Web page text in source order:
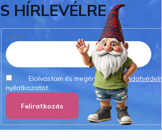
S HÍRLEVÉLRE
E-MAIL
Elolvastam és megértettem azadatvédelmi
nyilatkozatot.
Feliratkozás